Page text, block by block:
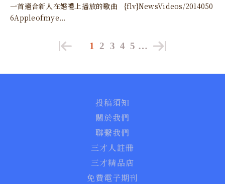
一首適合新人在婚禮上播放的歌曲 {flv}NewsVideos/2014050
6Appleofmye...
1 2 3 4 5 …
投稿須知
關於我們
聯繫我們
三才人註冊
三才精品店
免費電子期刊